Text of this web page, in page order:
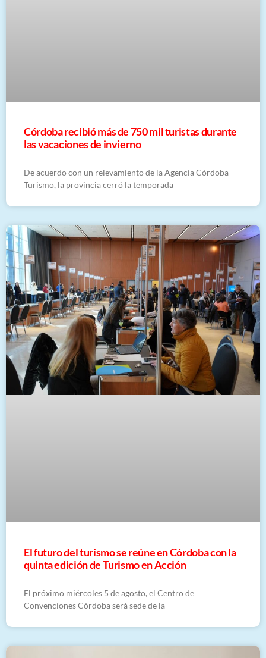
Córdoba recibió más de 750 mil turistas durante
las vacaciones de invierno
De acuerdo con un relevamiento de la Agencia Córdoba
Turismo, la provincia cerró la temporada
El futuro del turismo se reúne en Córdoba con la
quinta edición de Turismo en Acción
El próximo miércoles 5 de agosto, el Centro de
Convenciones Córdoba será sede de la